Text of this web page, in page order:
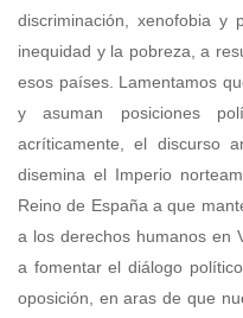
discriminación, xenofobia y
inequidad y la pobreza, a
esos países. Lamentamos
y asuman posiciones
acríticamente, el discurso
disemina el Imperio
Reino de España a que
a los derechos humanos en
a fomentar el diálogo
oposición, en aras de que